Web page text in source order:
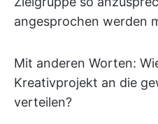
angesprochen werden
Mit anderen Worten:
Kreativprojekt an die
verteilen?